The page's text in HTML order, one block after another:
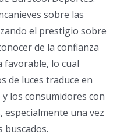
sobre las
el prestigio sobre
de la confianza
favorable, lo cual
de luces traduce en
los consumidores con
una vez
buscados.